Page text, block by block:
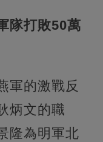
隊打敗50萬
軍的激戰反
炳文的職
隆為明軍北